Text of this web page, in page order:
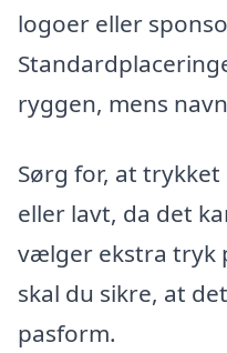
logoer eller
ryggen, mens
Sørg for, at
eller lavt, da det
vælger ekstra tryk
skal du sikre, at
pasform.